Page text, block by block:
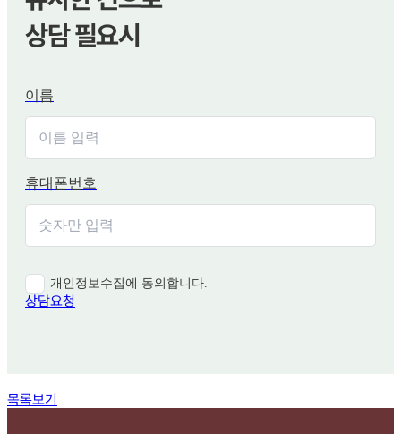
상담 필요시
이름
휴대폰번호
개인정보수집에 동의합니다.
상담요청
목록보기